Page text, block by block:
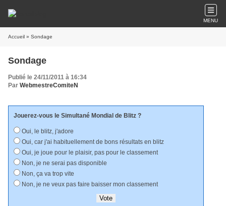
MENU
Accueil » Sondage
Sondage
Publié le 24/11/2011 à 16:34
Par WebmestreComiteN
Jouerez-vous le Simultané Mondial de Blitz ?
Oui, le blitz, j'adore
Oui, car j'ai habituellement de bons résultats en blitz
Oui, je joue pour le plaisir, pas pour le classement
Non, je ne serai pas disponible
Non, ça va trop vite
Non, je ne veux pas faire baisser mon classement